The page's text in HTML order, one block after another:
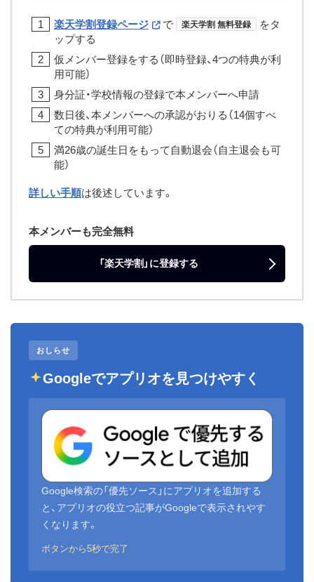
楽天学割登録ページ で 楽天学割 無料登録
をタ
ップする
仮メンバー登録をする（即時登録、4つの特典が利
用可能）
身分証・学校情報の登録で本メンバーへ申請
数日後、本メンバーへの承認がおりる（14個すべ
ての特典が利用可能）
満26歳の誕生日をもって自動退会（自主退会も可
能）
詳しい手順は後述しています。
本メンバーも完全無料
「楽天学割」に登録する
おしらせ
Googleでアプリオを見つけやすく
Google検索の「優先ソース」にアプリオを追加する
と、アプリオの役立つ記事がGoogleで表示されやす
くなります。
ボタンから5秒で完了